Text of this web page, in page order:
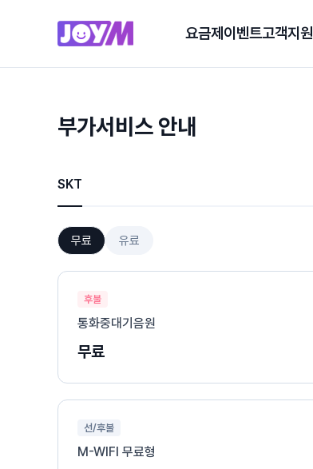
요금제 이벤트고객지원
부가서비스 안내
SKT
무료 유료
후불
통화중대기음원
무료
선/후불
M-WIFI 무료형